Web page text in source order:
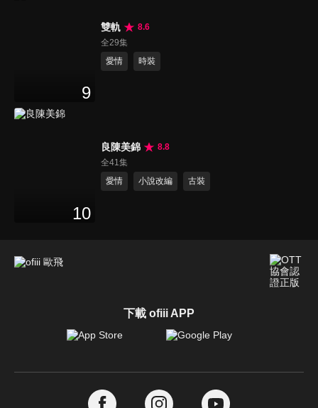
9
雙軌
8.6
全29集
愛情
時裝
10
良陳美錦
8.8
全41集
愛情
小說改編 古裝
下載 ofiii APP